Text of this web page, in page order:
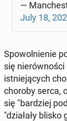
—
July 18,
Spo­wol­nie­nie
się
ist­nie­ją­cych
choroby serca,
się "bar­dziej
"dzia­ła­ły